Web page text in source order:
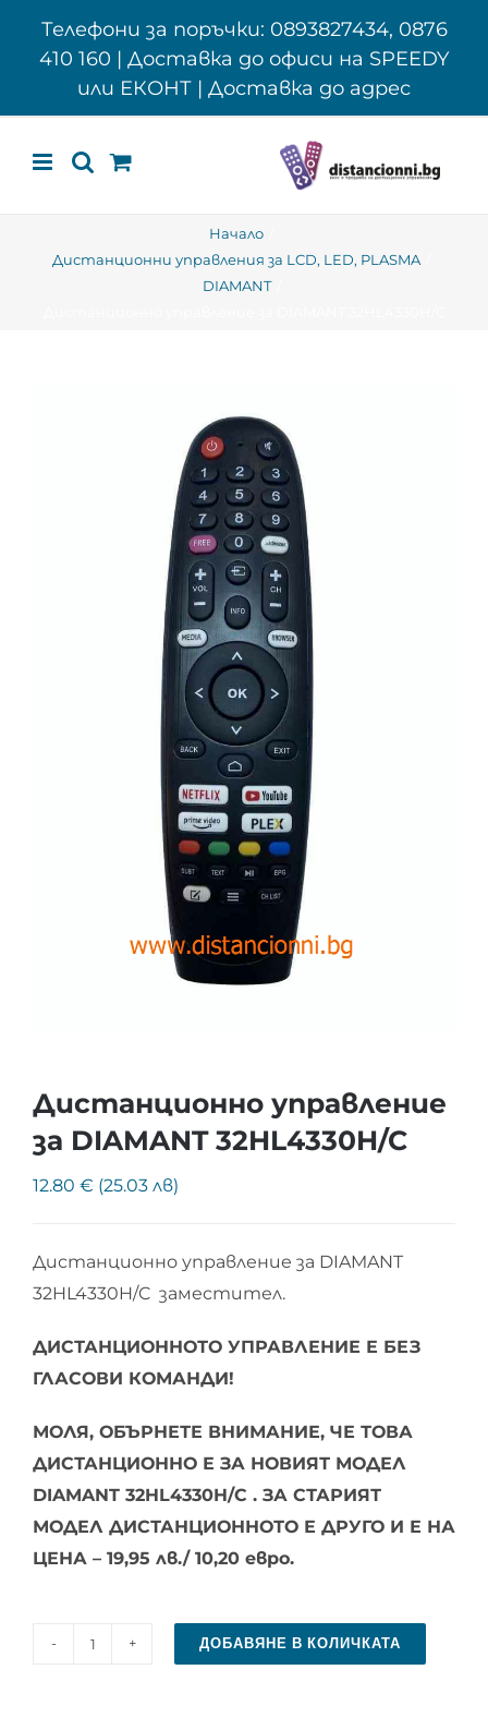
Телефони за поръчки: 0893827434, 0876
410 160 | Доставка до офиси на SPEEDY
или ЕКОНТ | Доставка до адрес
Начало
Дистанционни управления за LCD, LED, PLASMA
DIAMANT
Дистанционно управление
за DIAMANT 32HL4330H/C
12.80 € (25.03 лв)
Дистанционно управление за DIAMANT
32HL4330H/C заместител.
ДИСТАНЦИОННОТО УПРАВЛЕНИЕ Е БЕЗ
ГЛАСОВИ КОМАНДИ!
МОЛЯ, ОБЪРНЕТЕ ВНИМАНИЕ, ЧЕ ТОВА
ДИСТАНЦИОННО Е ЗА НОВИЯТ МОДЕЛ
DIAMANT 32HL4330H/C . ЗА СТАРИЯТ
МОДЕЛ ДИСТАНЦИОННОТО Е ДРУГО И Е НА
ЦЕНА – 19,95 лв./ 10,20 евро.
количество
ДОБАВЯНЕ В КОЛИЧКАТА